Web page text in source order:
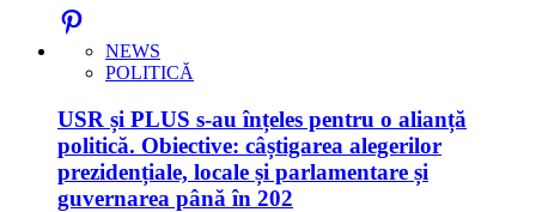
NEWS
POLITICĂ
USR și PLUS s-au înțeles pentru o alianță
politică. Obiective: câștigarea alegerilor
prezidențiale, locale și parlamentare și
guvernarea până în 202